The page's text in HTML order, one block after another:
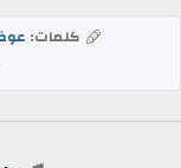
كلمات: